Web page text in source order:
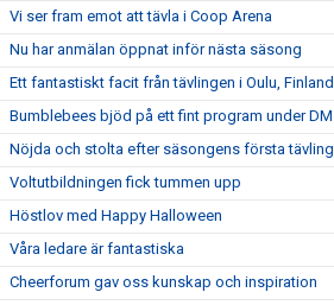
Vi ser fram emot att tävla i Coop Arena
Nu har anmälan öppnat inför nästa säsong
Ett fantastiskt facit från tävlingen i Oulu, Finland
Bumblebees bjöd på ett fint program under DM
Nöjda och stolta efter säsongens första tävling
Voltutbildningen fick tummen upp
Höstlov med Happy Halloween
Våra ledare är fantastiska
Cheerforum gav oss kunskap och inspiration